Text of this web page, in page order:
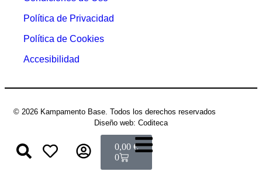
0,00 €
0
Política de Privacidad
Política de Cookies
Accesibilidad
© 2026 Kampamento Base. Todos los derechos reservados
Diseño web: Coditeca